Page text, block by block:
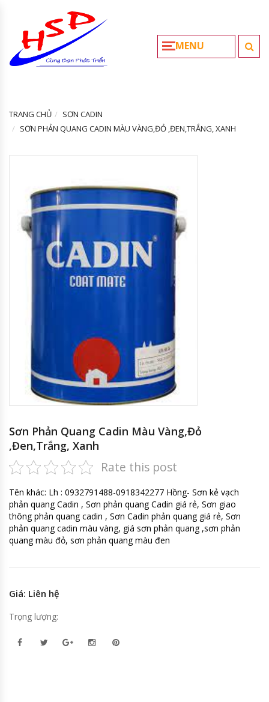
MENU
TRANG CHỦ
SƠN CADIN
SƠN PHẢN QUANG CADIN MÀU VÀNG,ĐỎ ,ĐEN,TRẮNG, XANH
Sơn Phản Quang Cadin Màu Vàng,Đỏ
,Đen,Trắng, Xanh
Rate this post
Tên khác: Lh : 0932791488-0918342277 Hồng- Sơn kẻ vạch
phản quang Cadin , Sơn phản quang Cadin giá rẻ, Sơn giao
thông phản quang cadin , Sơn Cadin phản quang giá rẻ, Sơn
phản quang cadin màu vàng, giá sơn phản quang ,sơn phản
quang màu đỏ, sơn phản quang màu đen
Giá: Liên hệ
Trọng lượng: